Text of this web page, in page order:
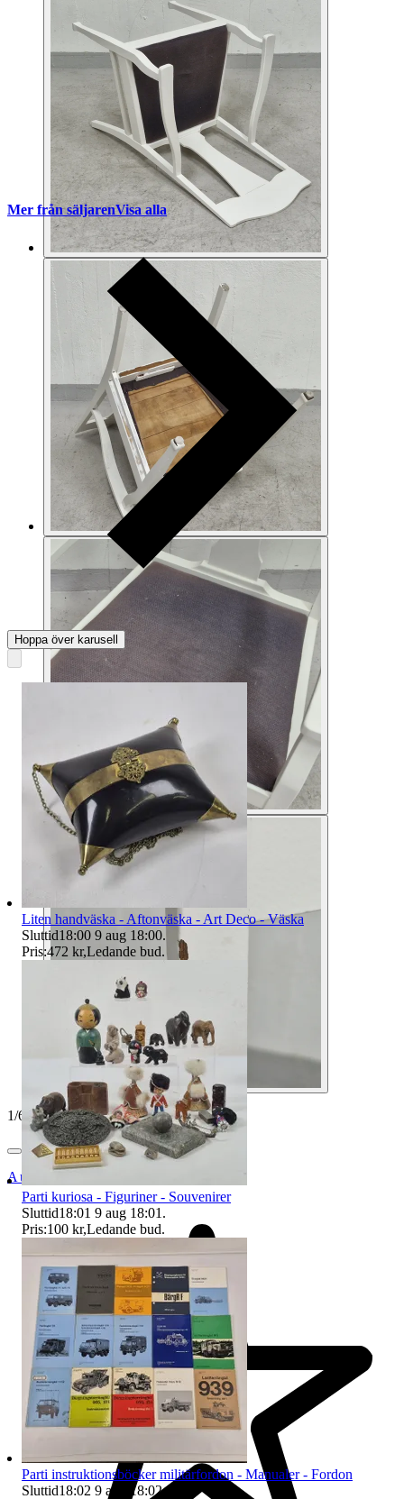
1/6
Auktionsbyra
Mer från säljarenVisa alla
Hoppa över karusell
Liten handväska - Aftonväska - Art Deco - Väska
Sluttid18:00 9 aug 18:00.
Pris:472 kr,Ledande bud.
Parti kuriosa - Figuriner - Souvenirer
Sluttid18:01 9 aug 18:01 .
Pris:100 kr,Ledande bud.
Parti instruktionsböcker militärfordon - Manualer - Fordon
Sluttid18:02 9 aug 18:02.